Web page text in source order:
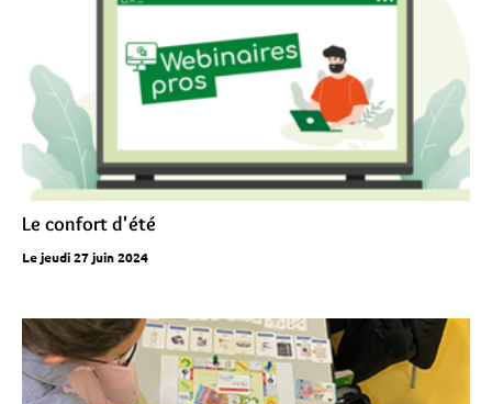
Le confort d'été
Le jeudi 27 juin 2024